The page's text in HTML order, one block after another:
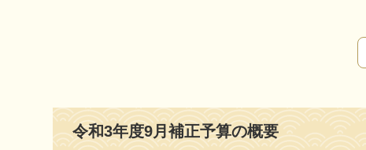
本
文 令和3年度9月補正予算の概要